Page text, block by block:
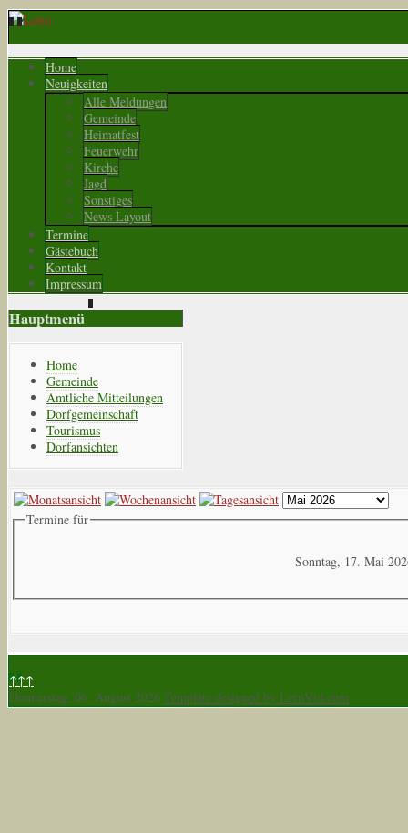
Home
Neuigkeiten
Alle Meldungen
Gemeinde
Heimatfest
Feuerwehr
Kirche
Jagd
Sonstiges
News Layout
Termine
Gästebuch
Kontakt
Impressum
Hauptmenü
Home
Gemeinde
Amtliche Mitteilungen
Dorfgemeinschaft
Tourismus
Dorfansichten
Termine für
Sonntag, 17. Mai
↑↑↑
Donnerstag, 06. August 2026 Template designed by LernVid.com